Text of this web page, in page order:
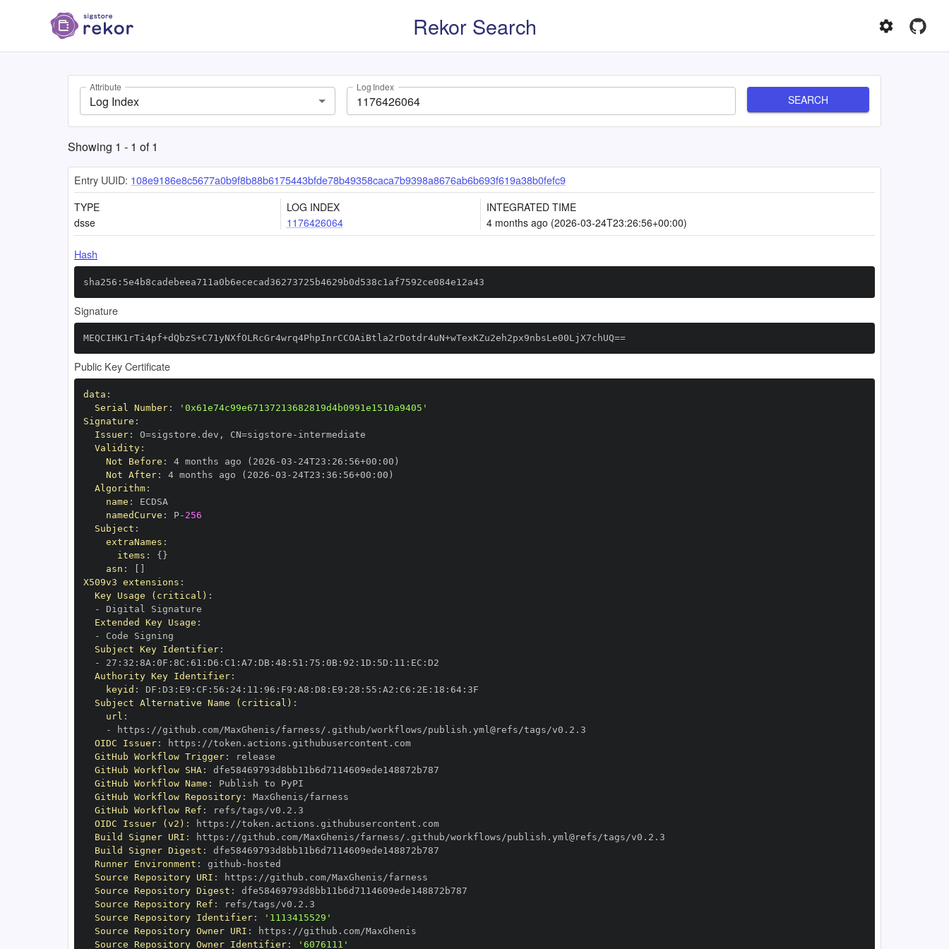
Rekor Search
Attribute
Log Index
Log Index
SEARCH
Showing 1 - 1 of1
Entry UUID: 108e9186e8c5677a0b9f8b88b6175443bfde78b49358caca7b9398a8676ab6b693f619a38b0fefc9
TYPE
dsse
LOG INDEX
1176426064
INTEGRATED TIME
4 months ago (2026-03-24T23:26:56+00:00)
Hash
sha256:5e4b8cadebeea711a0b6ececad36273725b4629b0d538c1af7592ce084e12a43
Signature
MEQCIHK1rTi4pf+dQbzS+C71yNXfOLRcGr4wrq4PhpInrCCOAiBtla2rDotdr4uN+wTexKZu2eh2px9nbsLe00LjX7chUQ==
Public Key Certificate
data :
Serial Number:
'0x61e74c99e67137213682819d4b0991e1510a9405'
Signature :
Issuer: O=sigstore.dev , CN=sigstore -
Validity:
Not Before : 4 months ago (2026 -03 - 24T23 : 26 : 56+00 :
Not After: 4 months ago (2026 -03 - 24T23 : 36 : 56+00 :
Algorithm:
name :
namedCurve : P- 256
Subject :
extraNames :
items : { }
asn :
X509v3 extensions :
Key Usage (critical) :
-
Extended Key Usage :
-
Subject Key Identifier:
-
27 : 32 : 8A : 0F : 8C : 61 : D6 : C1 : A7 : DB: 48 : 51 : 75 : 0B: 92 : 1D : 5D : 11 : EC :
Authority Key Identifier:
keyid : DF : D3 : E9 : CF : 56 : 24: 11 : 96 : F9 : A8 : D8 : E9 : 28 : 55 : A2 : C6 : 2E : 18 : 64:
Subject Alternative Name (critical) :
url :
-
https :
OIDC Issuer: https :
//token.actions.githubusercontent.com
GitHub Workflow Trigger:
GitHub Workflow SHA:
GitHub Workflow Name :
GitHub Workflow Repository:
GitHub Workflow Ref :
OIDC Issuer (v2) : https :
//token.actions.githubusercontent.com
Build Signer URI : https :
Build Signer Digest :
Runner Environment : github -
Source Repository URI : https :
Source Repository Digest :
Source Repository Ref :
Source Repository Identifier:
'1113415529'
Source Repository Owner URI : https :
Source Repository Owner Identifier: '6076111'